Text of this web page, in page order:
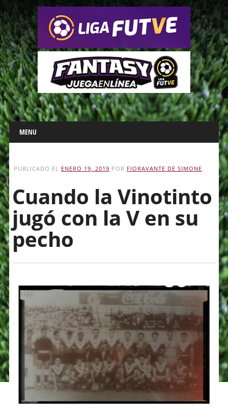
Main menu
Skip
to
content
MENU
PUBLICADO EL ENERO 19, 2019 POR FIORAVANTE DE SIMONE
Cuando la Vinotinto
jugó con la V en su
pecho